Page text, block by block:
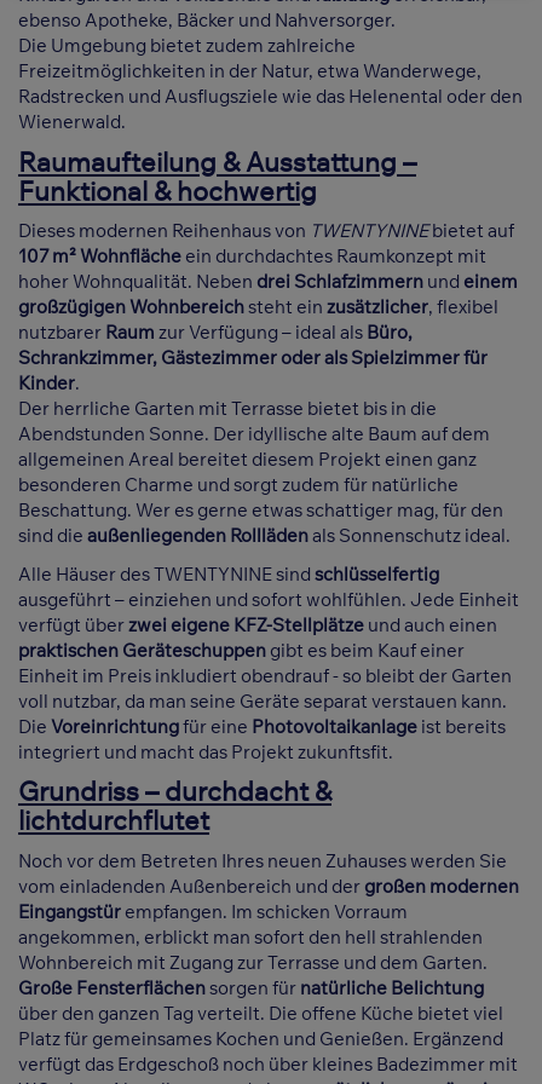
ebenso Apotheke, Bäcker und Nahversorger.
Die Umgebung bietet zudem zahlreiche
Freizeitmöglichkeiten in der Natur, etwa Wanderwege,
Radstrecken und Ausflugsziele wie das Helenental oder den
Wienerwald.
Raumaufteilung & Ausstattung –
Funktional & hochwertig
Dieses modernen Reihenhaus von TWENTYNINEbietet auf
107 m² Wohnfläche ein durchdachtes Raumkonzept mit
hoher Wohnqualität. Neben drei Schlafzimmern und einem
großzügigen Wohnbereichsteht ein zusätzlicher, flexibel
nutzbarer Raum zur Verfügung – ideal als Büro,
Schrankzimmer, Gästezimmer oder als Spielzimmer für
Kinder.
Der herrliche Garten mit Terrasse bietet bis in die
Abendstunden Sonne. Der idyllische alte Baum auf dem
allgemeinen Areal bereitet diesem Projekt einen ganz
besonderen Charme und sorgt zudem für natürliche
Beschattung. Wer es gerne etwas schattiger mag, für den
sind die außenliegenden Rolllädenals Sonnenschutz ideal.
Alle Häuser des TWENTYNINE sind schlüsselfertig
ausgeführt – einziehen und sofort wohlfühlen. Jede Einheit
verfügt überzwei eigene KFZ-Stellplätze und auch einen
praktischen Geräteschuppen gibt es beim Kauf einer
Einheit im Preis inkludiert obendrauf - so bleibt der Garten
voll nutzbar, da man seine Geräte separat verstauen kann.
Die Voreinrichtungfür eine Photovoltaikanlage ist bereits
integriert und macht das Projekt zukunftsfit.
Grundriss – durchdacht &
lichtdurchflutet
Noch vor dem Betreten Ihres neuen Zuhauses werden Sie
vom einladenden Außenbereich und der großen modernen
Eingangstür empfangen. Im schicken Vorraum
angekommen, erblickt man sofort den hell strahlenden
Wohnbereich mit Zugang zur Terrasse und dem Garten.
Große Fensterflächensorgen für natürliche Belichtung
über den ganzen Tag verteilt. Die offene Küche bietet viel
Platz für gemeinsames Kochen und Genießen. Ergänzend
verfügt das Erdgeschoß noch über kleines Badezimmer mit